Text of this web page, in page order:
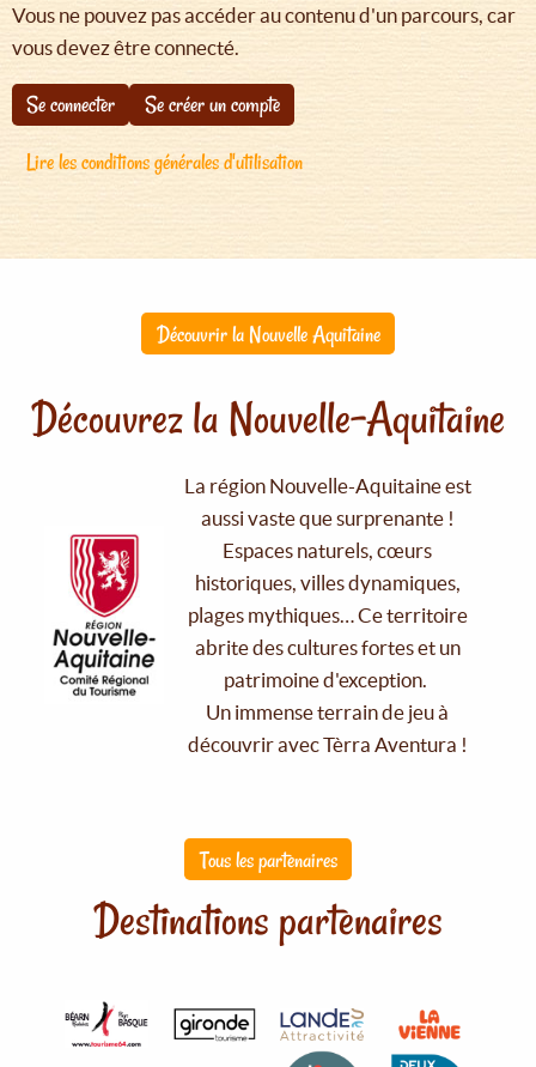
Vous ne pouvez pas accéder au contenu d'un parcours, car
vous devez être connecté.
Se connecter
Se créer un compte
Lire les conditions générales d'utilisation
Découvrir la Nouvelle Aquitaine
Découvrez la Nouvelle-Aquitaine
La région Nouvelle-Aquitaine est
aussi vaste que surprenante !
Espaces naturels, cœurs
historiques, villes dynamiques,
plages mythiques… Ce territoire
abrite des cultures fortes et un
patrimoine d'exception.
Un immense terrain de jeu à
découvrir avec Tèrra Aventura !
Tous les partenaires
Destinations partenaires